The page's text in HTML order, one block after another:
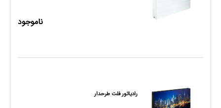
ناموجود
رادیاتور فلت طرحدار